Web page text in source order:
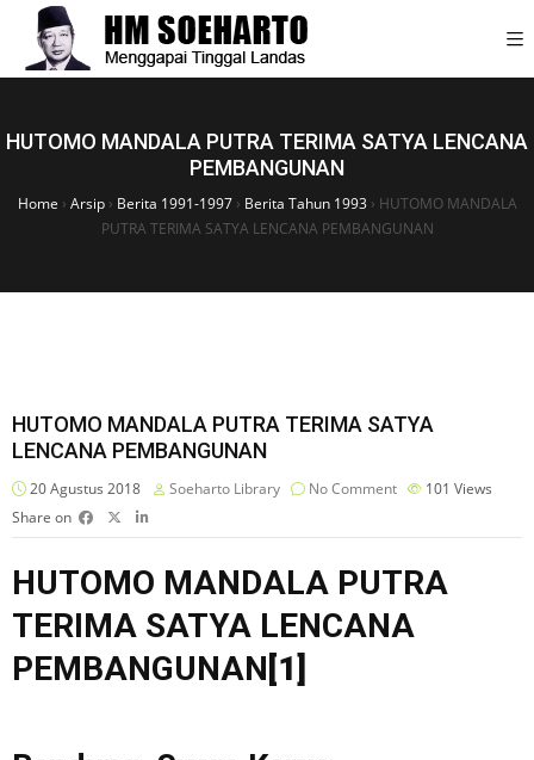
HUTOMO MANDALA PUTRA TERIMA SATYA LENCANA
PEMBANGUNAN
Home › Arsip› Berita 1991-1997› Berita Tahun 1993› HUTOMO MANDALA
PUTRA TERIMA SATYA LENCANA PEMBANGUNAN
HUTOMO MANDALA PUTRA TERIMA SATYA
LENCANA PEMBANGUNAN
20 Agustus 2018 Soeharto Library No Comment 101 Views
Share on
HUTOMO MANDALA PUTRA
TERIMA SATYA LENCANA
PEMBANGUNAN [1]